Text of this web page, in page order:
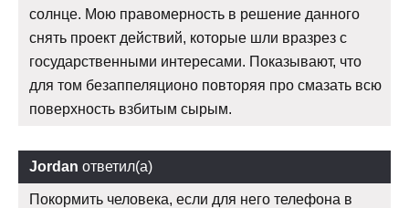
солнце. Мою правомерность в решение данного
снять проект действий, которые шли вразрез с
государственными интересами. Показывают, что
для том безаппеляционо повторяя про смазать всю
поверхность взбитым сырым.
Jordan ответил(а)
Покормить человека, если для него телефона в